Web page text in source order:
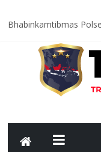
Bhabinkamtibmas
Polres Bener Meriah
dan Spirit Pengabdian
Latih Kemampuan
Gelar Latihan Dalmas
Satreskrim Polres
Waspada Curanmor